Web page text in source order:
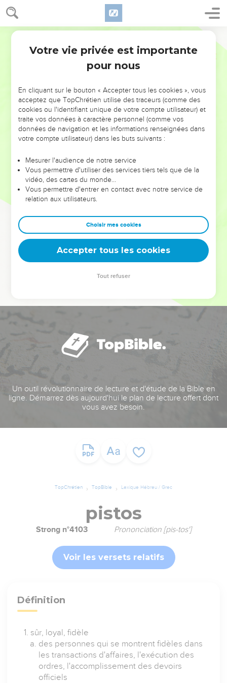
NE MANQUEZ PAS L’ÉVÉNEMENT
DE L’ANNÉE !
ET SI LEURS ERREURS POUVAIENT VOUS ÉVITER LES
VOTRES ?
leur foi ou leur vision. Mais on voit moins les doutes, les erreurs
et les saisons difficiles qu'ils ont traversés, alors même que ce
sont elles qui les ont façonnés.
Dans cette conférence, leaders, entrepreneurs, et responsables
clés pour avancer avec plus de sagesse afin que leurs erreurs
deviennent vos tremplins. Que vous guidiez un ministère, une
équipe, un groupe ou une famille, leur expérience est faite
Un outil révolutionnaire de lecture et d'étude de la Bible en
ligne. Démarrez dès aujourd'hui le plan de lecture offert dont
vous avez besoin.
TopChrétien TopBible Lexique Hébreu / Grec
pistos
Strong n°4103 Prononciation [pis-tos']
Voir les versets relatifs
Définition
sûr, loyal, fidèle
des personnes qui se montrent fidèles dans
les transactions d'affaires, l'exécution des
ordres, l'accomplissement des devoirs
officiels
Votre vie privée est importante
pour nous
En cliquant sur le bouton « Accepter tous les cookies », vous
acceptez que TopChrétien utilise des traceurs (comme des
cookies ou l'identifiant unique de votre compte utilisateur) et
traite vos données à caractère personnel (comme vos
données de navigation et les informations renseignées dans
votre compte utilisateur) dans les buts suivants :
Mesurer l'audience de notre service
Vous permettre d'utiliser des services tiers tels que de la
vidéo, des cartes du monde…
Vous permettre d'entrer en contact avec notre service de
relation aux utilisateurs.
Choisir mes cookies
Accepter tous les cookies
Tout refuser